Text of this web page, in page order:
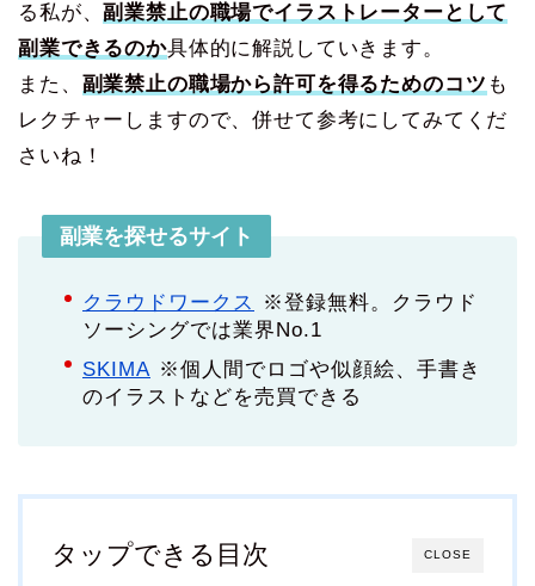
る私が、副業禁止の職場でイラストレーターとして
副業できるのか具体的に解説していきます。
また、 副業禁止の職場から許可を得るためのコツ も
レクチャーしますので、併せて参考にしてみてくだ
さいね！
副業を探せるサイト
クラウドワークス
※登録無料。クラウド
ソーシングでは業界No.1
SKIMA ※個人間でロゴや似顔絵、手書き
のイラストなどを売買できる
CLOSE
タップできる目次